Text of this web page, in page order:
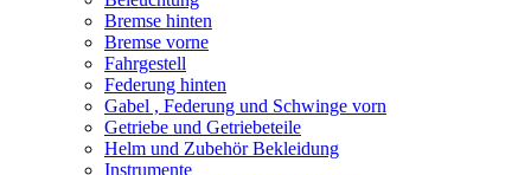
Bremse hinten
Bremse vorne
Fahrgestell
Federung hinten
Gabel , Federung und Schwinge vorn
Getriebe und Getriebeteile
Helm und Zubehör Bekleidung
Instrumente